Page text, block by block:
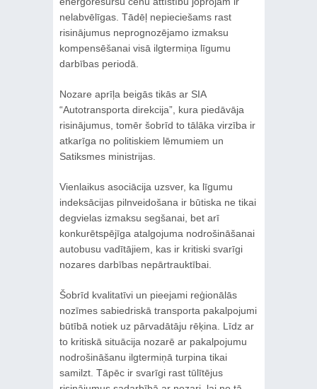
nelabvēlīgas. Tādēļ nepieciešams rast
risinājumus neprognozējamo izmaksu
kompensēšanai visā ilgtermiņa līgumu
darbības periodā.
Nozare aprīļa beigās tikās ar SIA
“Autotransporta direkcija”, kura piedāvāja
risinājumus, tomēr šobrīd to tālāka virzība ir
atkarīga no politiskiem lēmumiem un
Satiksmes ministrijas.
Vienlaikus asociācija uzsver, ka līgumu
indeksācijas pilnveidošana ir būtiska ne tikai
degvielas izmaksu segšanai, bet arī
konkurētspējīga atalgojuma nodrošināšanai
autobusu vadītājiem, kas ir kritiski svarīgi
nozares darbības nepārtrauktībai.
Šobrīd kvalitatīvi un pieejami reģionālās
nozīmes sabiedriskā transporta pakalpojumi
būtībā notiek uz pārvadātāju rēķina. Līdz ar
to kritiskā situācija nozarē ar pakalpojumu
nodrošināšanu ilgtermiņā turpina tikai
samilzt. Tāpēc ir svarīgi rast tūlītējus